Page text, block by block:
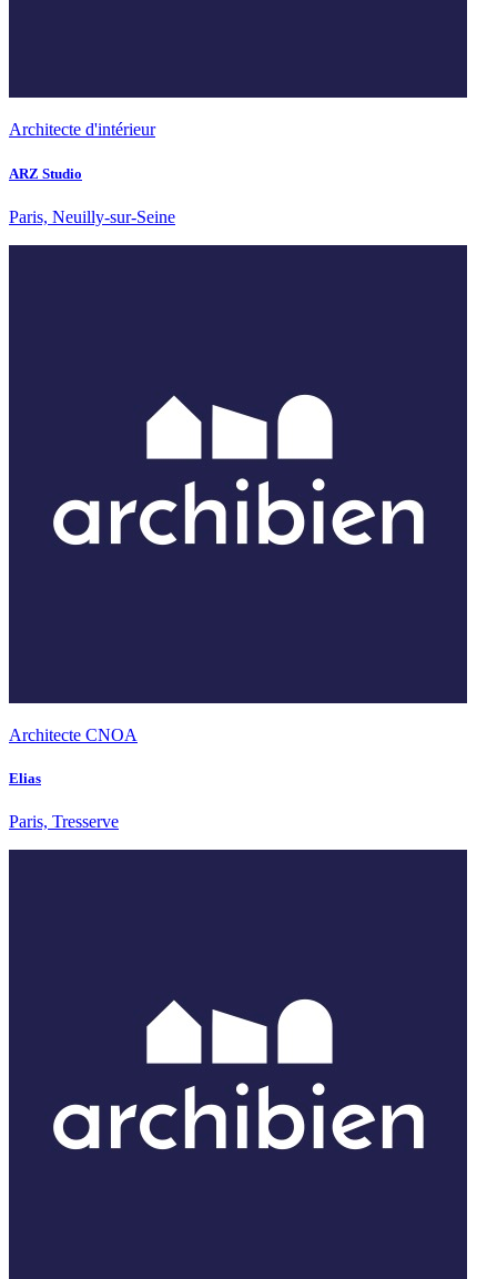
Architecte d'intérieur
ARZ Studio
Paris, Neuilly-sur-Seine
Architecte CNOA
Elias
Paris, Tresserve